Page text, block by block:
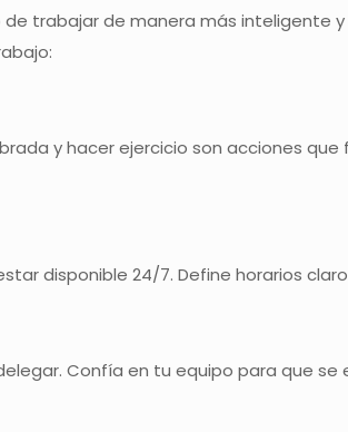
trabajar de manera más inteligente
y hacer ejercicio son acciones
disponible 24/7. Define horarios
Confía en tu equipo para que